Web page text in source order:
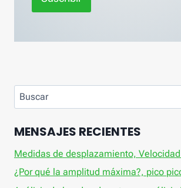
Buscar:
MENSAJES RECIENTES
Medidas de desplazamiento,
¿Por qué la amplitud máxima?, pico